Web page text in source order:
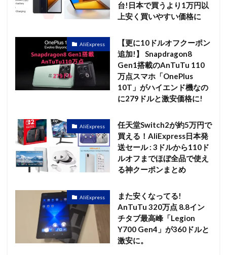
台!日本で買うより1万円以
上安く買いやすい価格に
AliExpress
【更に10ドルオフクーポン
追加!】 Snapdragon8
Gen1搭載のAnTuTu 110
万点スマホ「OnePlus
10T」がハイエンド機なの
に279ドルと激安価格に!
AliExpress
任天堂Switch2が約5万円で
買える！AliExpress日本発
送セール : 3ドルから110ド
ルオフまでほぼ全品で使え
る神クーポンまとめ
AliExpress
また安くなってる!
AnTuTu 320万点 8.8イン
チタブ最高峰「Legion
Y700 Gen4」が360ドルと
激安に。